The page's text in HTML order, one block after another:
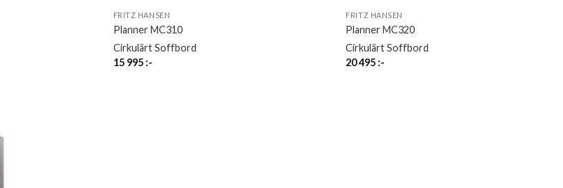
FRITZ HANSEN
Planner MC310
Cirkulärt Soffbord
15 995 :-
FRITZ HANSEN
Planner MC320
Cirkulärt Soffbord
20 495 :-